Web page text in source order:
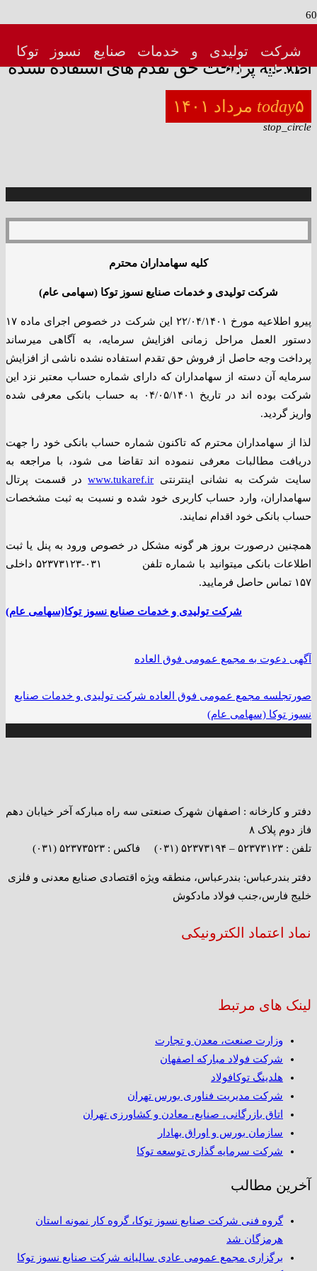
شرکت تولیدی و خدمات صنایع نسوز توکا
(سهامی عام)
اطلاعیه پرداخت حق تقدم های استفاده نشده
today۵ مرداد ۱۴۰۱
stop_circle
کلیه سهامداران محترم
شرکت تولیدی و خدمات صنایع نسوز توکا (سهامی عام)
پیرو اطلاعیه مورخ ۲۲/۰۴/۱۴۰۱ این شرکت در خصوص اجرای ماده ۱۷
دستور العمل مراحل زمانی افزایش سرمایه، به آگاهی میرساند
پرداخت وجه حاصل از فروش حق تقدم استفاده نشده ناشی از افزایش
سرمایه آن دسته از سهامداران که دارای شماره حساب معتبر نزد این
شرکت بوده اند در تاریخ ۰۴/۰۵/۱۴۰۱ به حساب بانکی معرفی شده
واریز گردید.
لذا از سهامداران محترم که تاکنون شماره حساب بانکی خود را جهت
دریافت مطالبات معرفی ننموده اند تقاضا می شود، با مراجعه به
سایت شرکت به نشانی اینترنتی www.tukaref.irدر قسمت پرتال
سهامداران، وارد حساب کاربری خود شده و نسبت به ثبت مشخصات
حساب بانکی خود اقدام نمایند.
همچنین درصورت بروز هر گونه مشکل در خصوص ورود به پنل یا ثبت
اطلاعات بانکی میتوانید با شماره تلفن ۰۳۱-۵۲۳۷۳۱۲۳ داخلی
۱۵۷ تماس حاصل فرمایید.
شرکت تولیدی و خدمات صنایع نسوز توکا(سهامی عام)
آگهی دعوت به مجمع عمومی فوق العاده
صورتجلسه مجمع عمومی فوق العاده شرکت تولیدی و خدمات صنایع
نسوز توکا (سهامی عام)
دفتر و کارخانه : اصفهان شهرک صنعتی سه راه مبارکه آخر خیابان دهم
فاز دوم پلاک ۸
تلفن : ۵۲۳۷۳۱۲۳ – ۵۲۳۷۳۱۹۴ (۰۳۱) فاکس : ۵۲۳۷۳۵۲۳ (۰۳۱)
دفتر بندرعباس: بندرعباس، منطقه ویژه اقتصادی صنایع معدنی و فلزی
خلیج فارس،جنب فولاد مادکوش
نماد اعتماد الکترونیکی
لینک های مرتبط
وزارت صنعت، معدن و تجارت
شرکت فولاد مبارکه اصفهان
هلدینگ توکافولاد
شرکت مدیریت فناوری بورس تهران
اتاق بازرگانی، صنایع، معادن و کشاورزی تهران
سازمان بورس و اوراق بهادار
شرکت سرمایه گذاری توسعه توکا
آخرین مطالب
گروه فنی شرکت صنایع نسوز توکا، گروه کار نمونه استان
هرمزگان شد
برگزاری مجمع عمومی عادی سالیانه شرکت صنایع نسوز توکا